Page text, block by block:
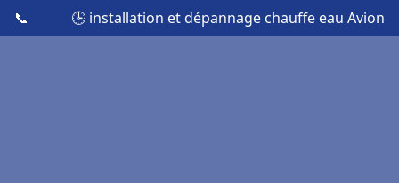
📞 🕒 installation et dépannage chauffe eau Avion